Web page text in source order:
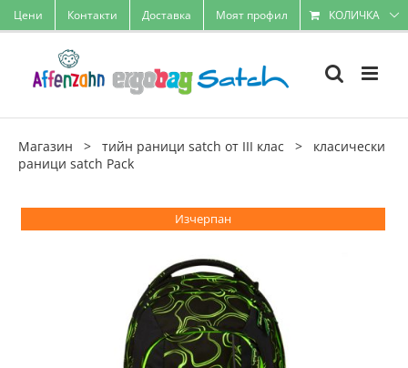
Skip
to
Цени Контакти Доставка Моят профил КОЛИЧКА
Магазин > тийн раници satch от III клас > класически
раници satch Pack
Изчерпан